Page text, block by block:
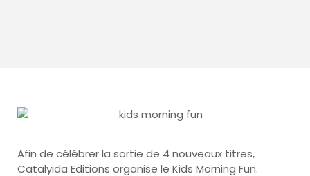
Afin de célébrer la sortie de 4 nouveaux titres,
Catalyida Editions organise le Kids Morning Fun.